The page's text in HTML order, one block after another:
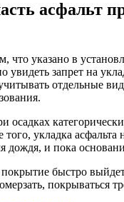
асфальт
что указано в
запрет на
отдельные
осадках
того, укладка асфальта
дождя, и пока
быстро
покрываться